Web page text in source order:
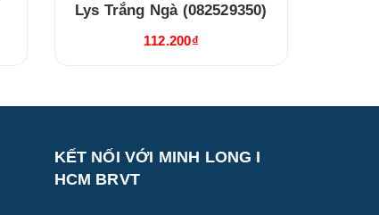
Lys Trắng Ngà (082529350)
112.200₫
KẾT NỐI VỚI MINH LONG I
HCM BRVT